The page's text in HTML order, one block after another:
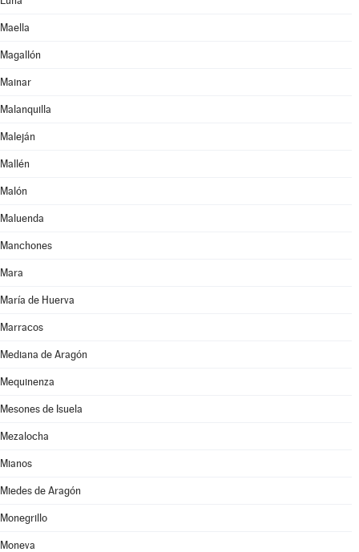
Maella
Magallón
Mainar
Malanquilla
Maleján
Mallén
Malón
Maluenda
Manchones
Mara
María de Huerva
Marracos
Mediana de Aragón
Mequinenza
Mesones de Isuela
Mezalocha
Mianos
Miedes de Aragón
Monegrillo
Moneva